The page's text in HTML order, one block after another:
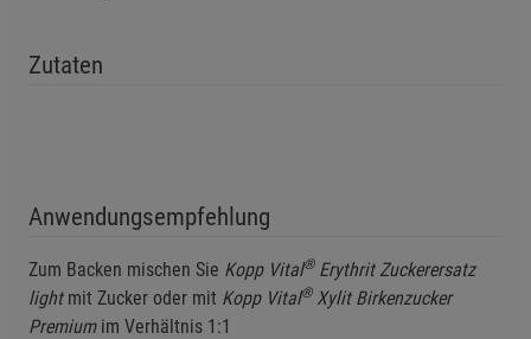
Zutaten
Anwendungsempfehlung
Zum Backen mischen Sie Kopp Vital®Erythrit Zuckerersatz
lightmit Zucker oder mit Kopp Vital®Xylit Birkenzucker
Premiumim Verhältnis 1:1